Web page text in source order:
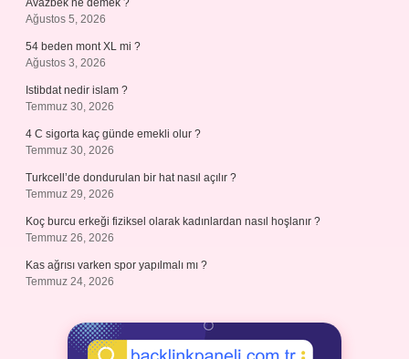
Avazbek ne demek ?
Ağustos 5, 2026
54 beden mont XL mi ?
Ağustos 3, 2026
Istibdat nedir islam ?
Temmuz 30, 2026
4 C sigorta kaç günde emekli olur ?
Temmuz 30, 2026
Turkcell’de dondurulan bir hat nasıl açılır ?
Temmuz 29, 2026
Koç burcu erkeği fiziksel olarak kadınlardan nasıl hoşlanır ?
Temmuz 26, 2026
Kas ağrısı varken spor yapılmalı mı ?
Temmuz 24, 2026